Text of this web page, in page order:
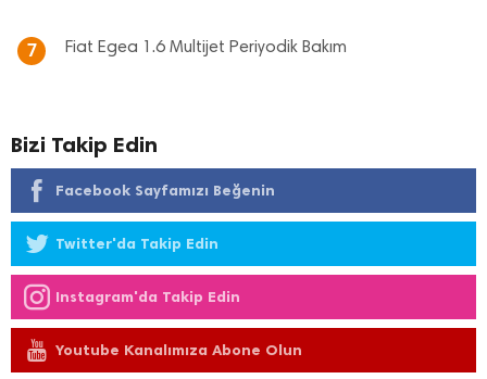
7 Fiat Egea 1.6 Multijet Periyodik Bakım
Bizi Takip Edin
Facebook Sayfamızı Beğenin
Twitter'da Takip Edin
Instagram'da Takip Edin
Youtube Kanalımıza Abone Olun